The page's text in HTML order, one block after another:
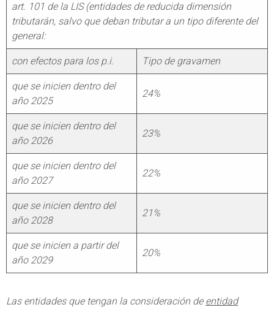
art. 101 de la LIS (entidades de reducida dimensión
tributarán, salvo que deban tributar a un tipo diferente del
general:
con efectos para los p.i. Tipo de gravamen
que se inicien dentro del
año 2025
24%
que se inicien dentro del
año 2026
23%
que se inicien dentro del
año 2027
22%
que se inicien dentro del
año 2028
21%
que se inicien a partir del
año 2029
20%
Las entidades que tengan la consideración de entidad